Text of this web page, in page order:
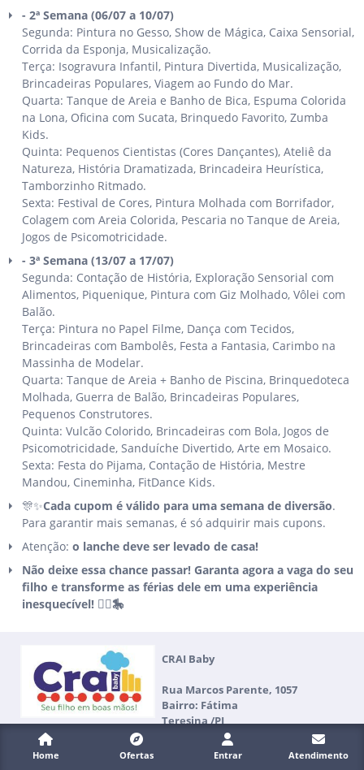
Home Ofertas Entrar Atendimento
- 2ª Semana (06/07 a 10/07)
Segunda: Pintura no Gesso, Show de Mágica, Caixa Sensorial,
Corrida da Esponja, Musicalização.
Terça: Isogravura Infantil, Pintura Divertida, Musicalização,
Brincadeiras Populares, Viagem ao Fundo do Mar.
Quarta: Tanque de Areia e Banho de Bica, Espuma Colorida
na Lona, Oficina com Sucata, Brinquedo Favorito, Zumba
Kids.
Quinta: Pequenos Cientistas (Cores Dançantes), Ateliê da
Natureza, História Dramatizada, Brincadeira Heurística,
Tamborzinho Ritmado.
Sexta: Festival de Cores, Pintura Molhada com Borrifador,
Colagem com Areia Colorida, Pescaria no Tanque de Areia,
Jogos de Psicomotricidade.
- 3ª Semana (13/07 a 17/07)
Segunda: Contação de História, Exploração Sensorial com
Alimentos, Piquenique, Pintura com Giz Molhado, Vôlei com
Balão.
Terça: Pintura no Papel Filme, Dança com Tecidos,
Brincadeiras com Bambolês, Festa a Fantasia, Carimbo na
Massinha de Modelar.
Quarta: Tanque de Areia + Banho de Piscina, Brinquedoteca
Molhada, Guerra de Balão, Brincadeiras Populares,
Pequenos Construtores.
Quinta: Vulcão Colorido, Brincadeiras com Bola, Jogos de
Psicomotricidade, Sanduíche Divertido, Arte em Mosaico.
Sexta: Festa do Pijama, Contação de História, Mestre
Mandou, Cineminha, FitDance Kids.
🎊✨Cada cupom é válido para uma semana de diversão.
Para garantir mais semanas, é só adquirir mais cupons.
Atenção: o lanche deve ser levado de casa!
Não deixe essa chance passar! Garanta agora a vaga do seu
filho e transforme as férias dele em uma experiência
inesquecível! 🤹‍♀️🎠
CRAI Baby
Rua Marcos Parente, 1057
Bairro: Fátima
Teresina /PI